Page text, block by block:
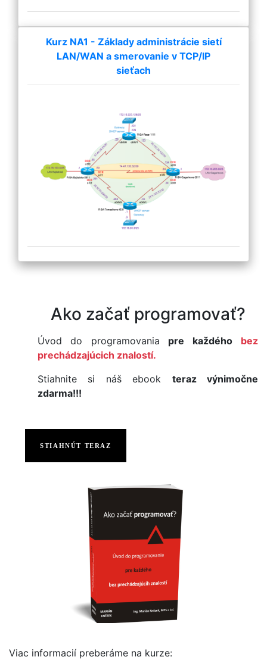
Kurz NA1 - Základy administrácie sietí
LAN/WAN a smerovanie v TCP/IP
sieťach
Ako začať programovať?
Úvod do programovania pre každého
bez
prechádzajúcich znalostí.
Stiahnite si náš ebook teraz výnimočne
zdarma!!!
STIAHNÚT TERAZ
Viac informacií preberáme na kurze: